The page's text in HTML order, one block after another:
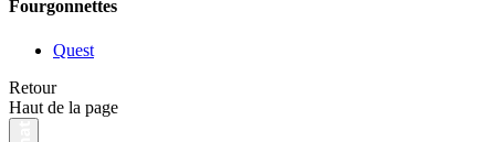
Fourgonnettes
Quest
Retour
Haut de la page